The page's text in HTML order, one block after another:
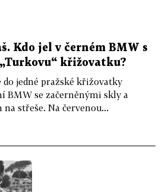
Kdo jel v černém BMW s
křižovatku?
do jedné pražské křižovatky
se začerněnými skly a
střeše. Na červenou...